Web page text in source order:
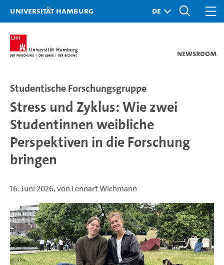
Universität Hamburg
Newsroom
Studentische Forschungsgruppe
Stress und Zyklus: Wie zwei
Studentinnen weibliche
Perspektiven in die Forschung
bringen
16. Juni 2026, von Lennart Wichmann